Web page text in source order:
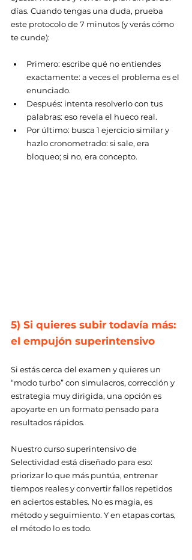
días. Cuando tengas una duda, prueba
este protocolo de 7 minutos (y verás cómo
te cunde):
Primero: escribe qué no entiendes
exactamente: a veces el problema es el
enunciado.
Después: intenta resolverlo con tus
palabras: eso revela el hueco real.
Por último: busca 1 ejercicio similar y
hazlo cronometrado: si sale, era
bloqueo; si no, era concepto.
5) Si quieres subir todavía más:
el empujón superintensivo
Si estás cerca del examen y quieres un
“modo turbo” con simulacros, corrección y
estrategia muy dirigida, una opción es
apoyarte en un formato pensado para
resultados rápidos.
Nuestro curso superintensivo de
Selectividad está diseñado para eso:
priorizar lo que más puntúa, entrenar
tiempos reales y convertir fallos repetidos
en aciertos estables. No es magia, es
método y seguimiento. Y en etapas cortas,
el método lo es todo.